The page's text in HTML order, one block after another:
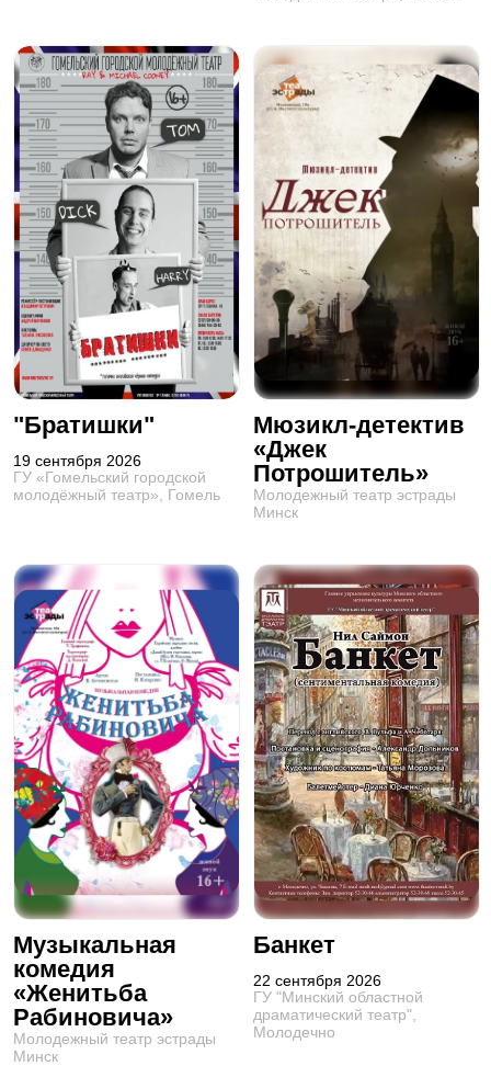
"Братишки"
19 сентября 2026
ГУ «Гомельский городской
молодёжный театр», Гомель
Мюзикл-детектив
«Джек
Потрошитель»
Молодежный театр эстрады
Минск
Музыкальная
комедия
«Женитьба
Рабиновича»
Молодежный театр эстрады
Минск
Банкет
22 сентября 2026
ГУ "Минский областной
драматический театр",
Молодечно